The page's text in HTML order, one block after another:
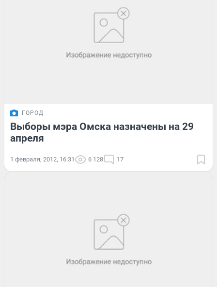
ГОРОД
Выборы мэра Омска назначены на 29
апреля
1 февраля, 2012, 16:31 6 128 17